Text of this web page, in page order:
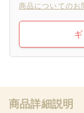
商品についてのお
商品詳細説明